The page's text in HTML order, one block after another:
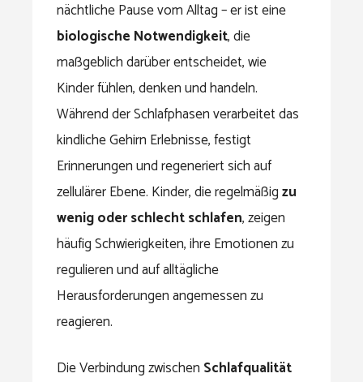
nächtliche Pause vom Alltag – er ist eine
biologische Notwendigkeit, die
maßgeblich darüber entscheidet, wie
Kinder fühlen, denken und handeln.
Während der Schlafphasen verarbeitet das
kindliche Gehirn Erlebnisse, festigt
Erinnerungen und regeneriert sich auf
zellulärer Ebene. Kinder, die regelmäßigzu
wenig oder schlecht schlafen, zeigen
häufig Schwierigkeiten, ihre Emotionen zu
regulieren und auf alltägliche
Herausforderungen angemessen zu
reagieren.
Die Verbindung zwischen Schlafqualität